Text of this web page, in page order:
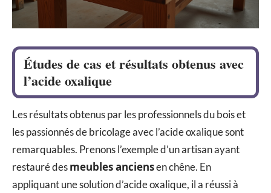
Études de cas et résultats obtenus avec
l’acide oxalique
Les résultats obtenus par les professionnels du bois et
les passionnés de bricolage avec l’acide oxalique sont
remarquables. Prenons l’exemple d’un artisan ayant
restauré desmeubles anciensen chêne. En
appliquant une solution d’acide oxalique, il a réussi à